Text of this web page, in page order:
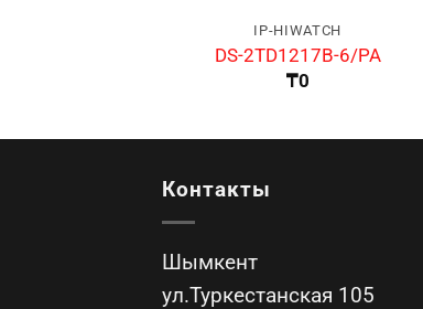
IP-HIWATCH
DS-2TD1217B-6/PA
₸0
Контакты
Шымкент
ул.Туркестанская 105